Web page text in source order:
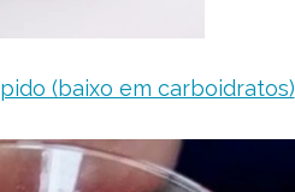
(baixo em carboidratos)